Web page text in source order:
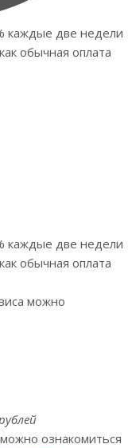
каждые две недели
обычная оплата
каждые две недели
обычная оплата
можно
ознакомиться